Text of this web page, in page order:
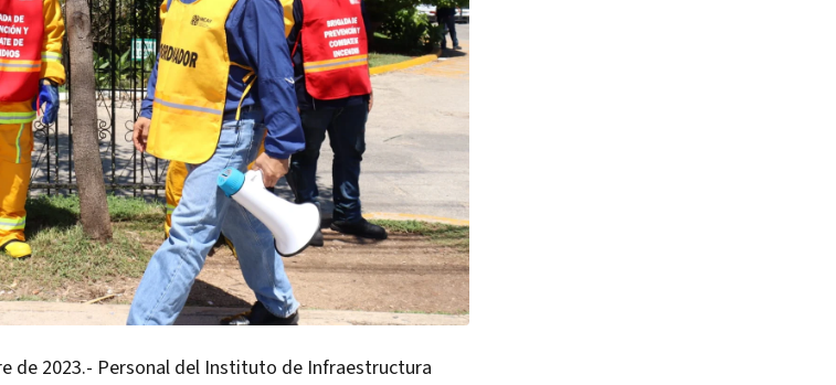
de 2023.- Personal del Instituto de Infraestructura